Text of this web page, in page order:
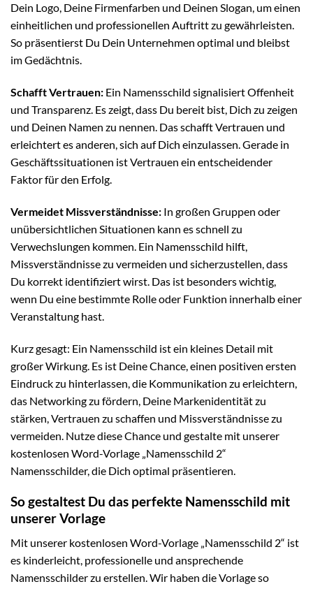
Dein Logo, Deine Firmenfarben und Deinen Slogan, um einen
einheitlichen und professionellen Auftritt zu gewährleisten.
So präsentierst Du Dein Unternehmen optimal und bleibst
im Gedächtnis.
Schafft Vertrauen: Ein Namensschild signalisiert Offenheit
und Transparenz. Es zeigt, dass Du bereit bist, Dich zu zeigen
und Deinen Namen zu nennen. Das schafft Vertrauen und
erleichtert es anderen, sich auf Dich einzulassen. Gerade in
Geschäftssituationen ist Vertrauen ein entscheidender
Faktor für den Erfolg.
Vermeidet Missverständnisse: In großen Gruppen oder
unübersichtlichen Situationen kann es schnell zu
Verwechslungen kommen. Ein Namensschild hilft,
Missverständnisse zu vermeiden und sicherzustellen, dass
Du korrekt identifiziert wirst. Das ist besonders wichtig,
wenn Du eine bestimmte Rolle oder Funktion innerhalb einer
Veranstaltung hast.
Kurz gesagt: Ein Namensschild ist ein kleines Detail mit
großer Wirkung. Es ist Deine Chance, einen positiven ersten
Eindruck zu hinterlassen, die Kommunikation zu erleichtern,
das Networking zu fördern, Deine Markenidentität zu
stärken, Vertrauen zu schaffen und Missverständnisse zu
vermeiden. Nutze diese Chance und gestalte mit unserer
kostenlosen Word-Vorlage „Namensschild 2“
Namensschilder, die Dich optimal präsentieren.
So gestaltest Du das perfekte Namensschild mit
unserer Vorlage
Mit unserer kostenlosen Word-Vorlage „Namensschild 2“ ist
es kinderleicht, professionelle und ansprechende
Namensschilder zu erstellen. Wir haben die Vorlage so